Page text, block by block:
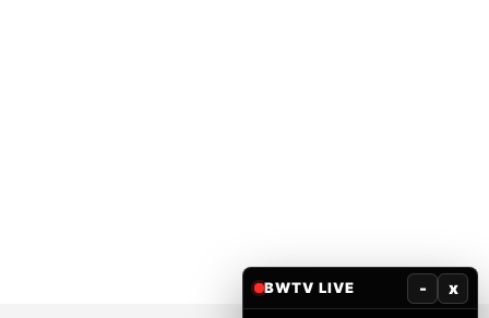
BWTV LIVE - x